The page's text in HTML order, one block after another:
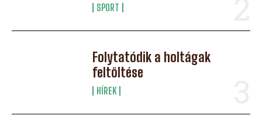
SPORT
Folytatódik a holtágak
feltöltése
HÍREK